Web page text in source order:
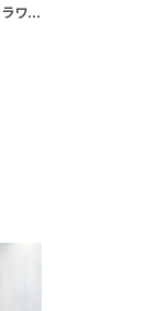
ネイルチップ【フラワーシフォンネイル】MK-CONA-03